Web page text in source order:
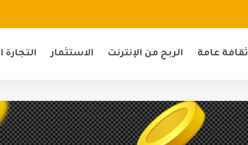
ثقافة عامة الربح من الإنترنت الاستثمار التجارة